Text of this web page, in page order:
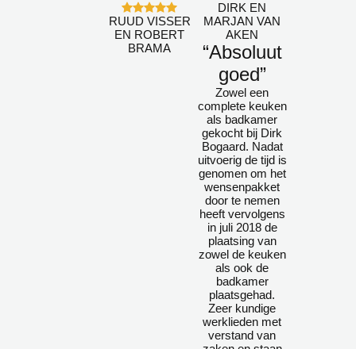
RUUD VISSER
EN ROBERT
BRAMA
DIRK EN
MARJAN VAN
AKEN
“Absoluut
goed”
Zowel een
complete keuken
als badkamer
gekocht bij Dirk
Bogaard. Nadat
uitvoerig de tijd is
genomen om het
wensenpakket
door te nemen
heeft vervolgens
in juli 2018 de
plaatsing van
zowel de keuken
als ook de
badkamer
plaatsgehad.
Zeer kundige
werklieden met
verstand van